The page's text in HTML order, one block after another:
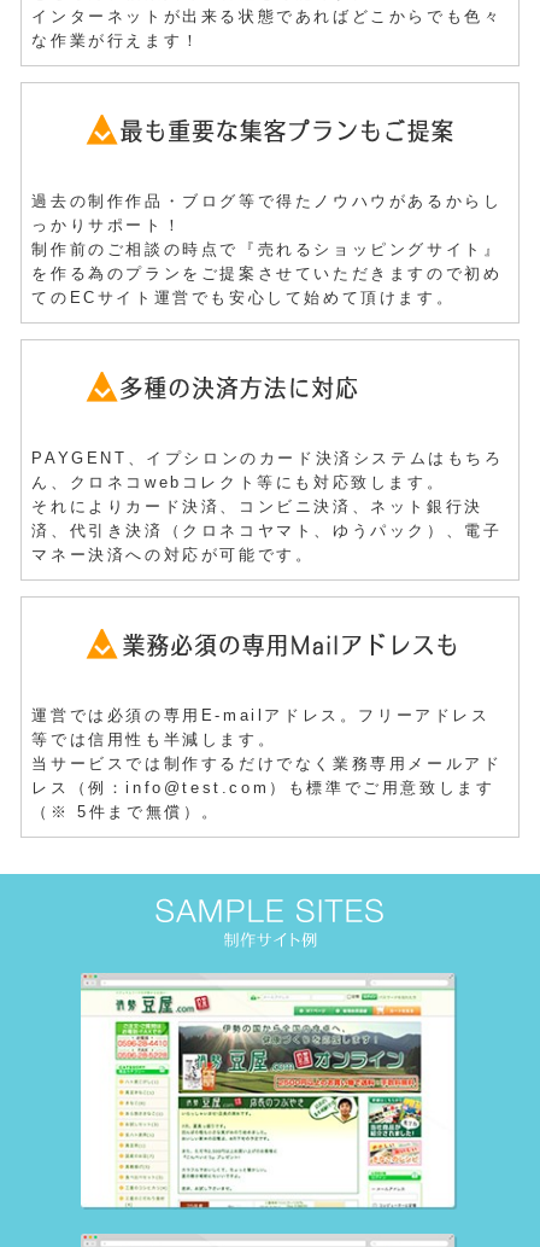
インターネットが出来る状態であればどこからでも色々
な作業が行えます！
過去の制作作品・ブログ等で得たノウハウがあるからし
っかりサポート！
制作前のご相談の時点で『売れるショッピングサイト』
を作る為のプランをご提案させていただきますので初め
ての ECサイト 運営でも安心して始めて頂けます。
PAYGENT、イプシロンのカード決済システムはもちろ
ん、クロネコwebコレクト等にも対応致します。
それによりカード決済、コンビニ決済、ネット銀行決
済、代引き決済（クロネコヤマト、ゆうパック）、電子
マネー決済への対応が可能です。
運営では必須の専用E-mailアドレス。フリーアドレス
等では信用性も半減します。
当サービスでは制作するだけでなく業務専用メールアド
レス（例：info@test.com）も標準でご用意致します
（※ 5件まで無償）。